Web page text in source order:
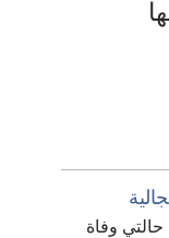
وفاة